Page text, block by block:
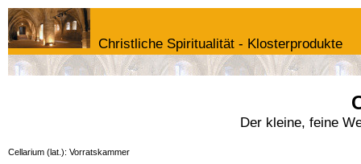
Christliche Spiritualität - Klosterprodukte
Der kleine, feine
Cellarium (lat.): Vorratskammer